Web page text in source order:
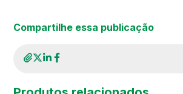
Compartilhe essa publicação